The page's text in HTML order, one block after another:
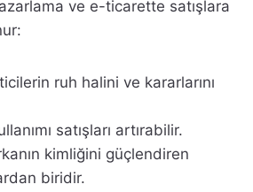
ve e-ticarette satışlara
ruh halini ve kararlarını
satışları artırabilir.
kimliğini güçlendiren
biridir.